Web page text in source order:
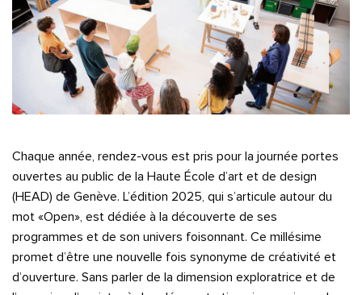
Chaque année, rendez-vous est pris pour la journée portes
ouvertes au public de la Haute École d’art et de design
(HEAD) de Genève. L’édition 2025, qui s’articule autour du
mot «Open», est dédiée à la découverte de ses
programmes et de son univers foisonnant. Ce millésime
promet d’être une nouvelle fois synonyme de créativité et
d’ouverture. Sans parler de la dimension exploratrice et de